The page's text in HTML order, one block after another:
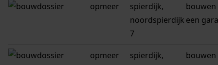
opmeer
spierdijk,
noordspierdijk
7
bouwen
een
opmeer
spierdijk,
bouwen